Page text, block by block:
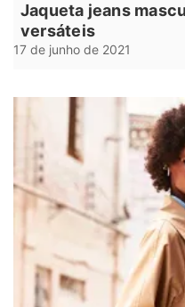
Jaqueta jeans
versáteis
17 de junho de 2021